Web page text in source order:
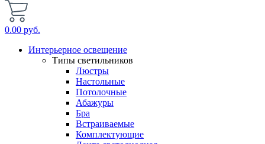
0.00 руб.
Интерьерное освещение
Типы светильников
Люстры
Настольные
Потолочные
Абажуры
Бра
Встраиваемые
Комплектующие